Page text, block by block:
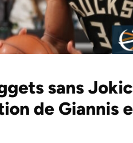
sans
de Giannis